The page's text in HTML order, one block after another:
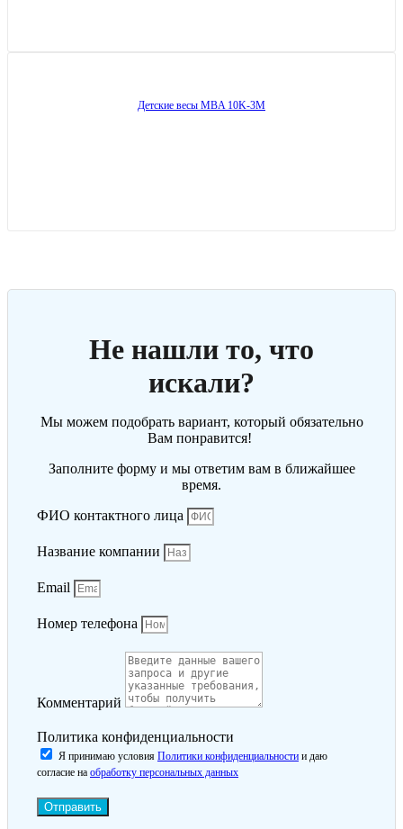
Детские весы MBA 10K-3M
Не нашли то, что
искали?
Мы можем подобрать вариант, который обязательно
Вам понравится!
Заполните форму и мы ответим вам в ближайшее
время.
ФИО контактного лица
Название компании
Email
Номер телефона
Комментарий
Политика конфиденциальности
Я принимаю условия Политики конфиденциальности и даю
согласие на обработку персональных данных
Отправить